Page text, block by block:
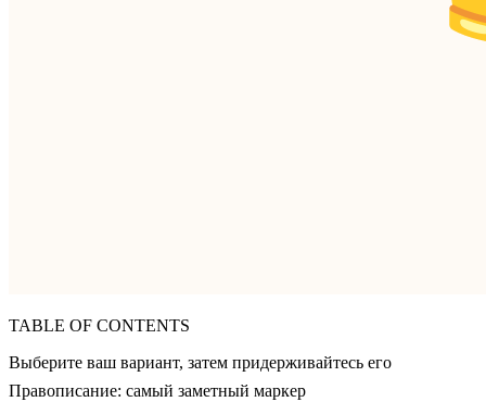
TABLE OF CONTENTS
Выберите ваш вариант, затем придерживайтесь его
Правописание: самый заметный маркер